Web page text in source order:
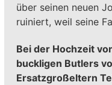
über seinen neuen
ruiniert, weil seine
Bei der Hochzeit
buckligen Butlers
Ersatzgroßeltern